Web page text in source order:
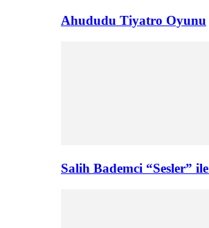
Ahududu Tiyatro Oyunu
Salih Bademci “Sesler”